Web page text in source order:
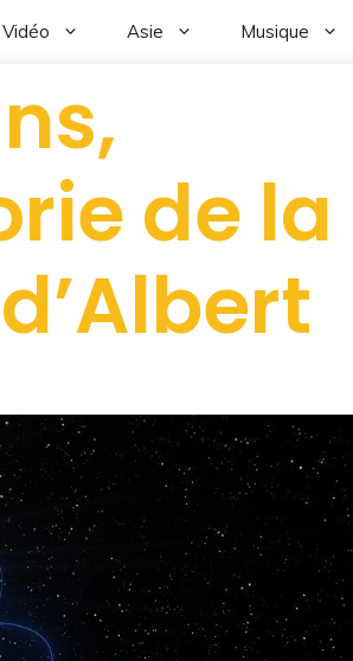
Vidéo Asie Musique
de la